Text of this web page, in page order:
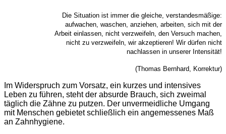
Die Situation ist immer die gleiche, verstandesmäßige:
aufwachen, waschen, anziehen, arbeiten, sich mit der
Arbeit einlassen, nicht verzweifeln, den Versuch machen,
nicht zu verzweifeln, wir akzeptieren! Wir dürfen nicht
nachlassen in unserer Intensität!
(Thomas Bernhard, Korrektur)
Im Widerspruch zum Vorsatz, ein kurzes und intensives
Leben zu führen, steht der absurde Brauch, sich zweimal
täglich die Zähne zu putzen. Der unvermeidliche Umgang
mit Menschen gebietet schließlich ein angemessenes Maß
an Zahnhygiene.